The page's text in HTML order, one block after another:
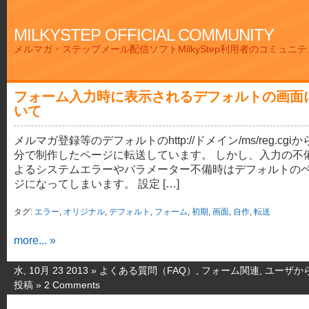
MILKYSTEP OFFICIAL COMMUNITY
メルマガ・ステップメール配信ソフトMilkyStep利用者のコミュニ
フォーム入力時に表示されるデフォルトの画面
いて
メルマガ登録等のデフォルトのhttp://ドメイン/ms/reg.cgiか
分で制作したページに転送しています。 しかし、入力の不
よるシステムエラーやパラメーター不備時はデフォルトの
ジになってしまいます。 設定 […]
タグ: エラー, オリジナル, デフォルト , フォーム, 初期, 画面, 自作, 転送
more... »
水, 10月 23 2013 » よくある質問（FAQ） フォーム関連
ユーザか
投稿 » 2 Comments